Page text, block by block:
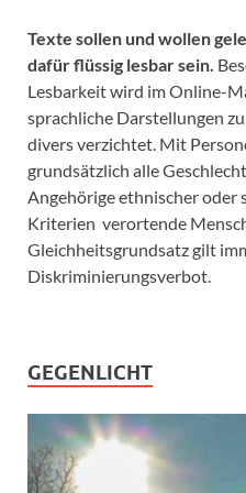
Texte sollen und wollen
dafür flüssig lesbar sein.
Lesbarkeit wird im Online-
sprachliche Darstellungen
divers verzichtet. Mit
grundsätzlich alle
Angehörige ethnischer oder
Kriterien verortende
Gleichheitsgrundsatz gilt
Diskriminierungsverbot.
GEGENLICHT